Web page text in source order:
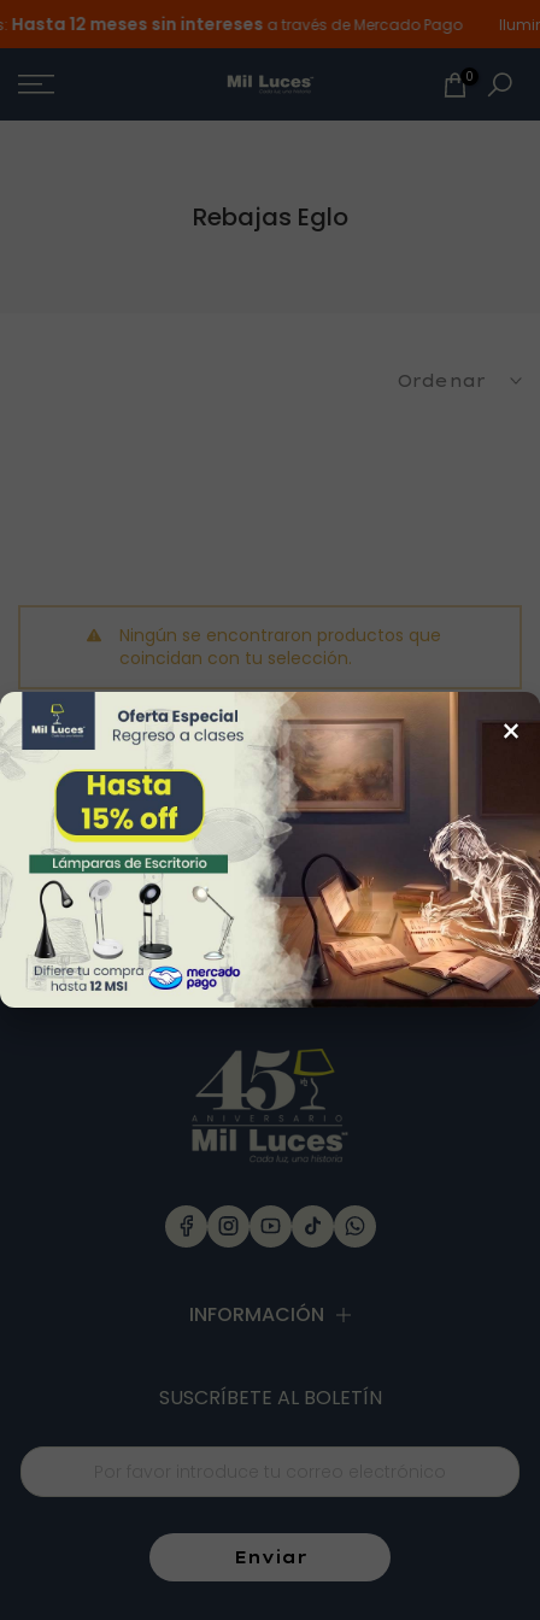
Ir
al
contenido
Hasta 12 meses sin interesesa través de Mercado Pago
0
Rebajas Eglo
Abrir barra lateral
Ordenar
Ningún se encontraron productos que
coincidan con tu selección.
INFORMACIÓN
SUSCRÍBETE AL BOLETÍN
Enviar
×